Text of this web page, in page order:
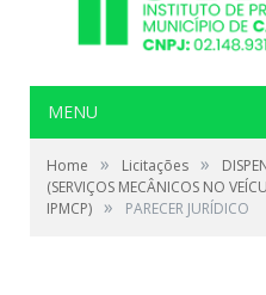
MENU
Home » Licitações »
(SERVIÇOS MECÂNICOS NO
IPMCP) » PARECER JURÍDICO